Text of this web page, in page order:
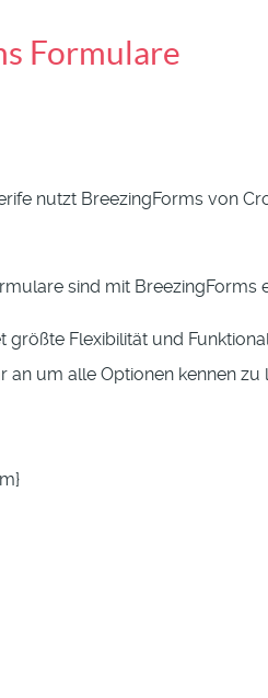
Formulare
nutzt BreezingForms von
sind mit BreezingForms
größte Flexibilität und
an um alle Optionen kennen zu